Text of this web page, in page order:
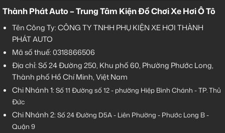
Thành Phát Auto – Trung Tâm Kiện Đồ Chơi Xe Hơi Ô Tô
Tên Công Ty: CÔNG TY TNHH PHỤ KIỆN XE HƠI THÀNH
PHÁT AUTO
Mã số thuế: 0318866506
Địa chỉ: Số 24 Đường 250, Khu phố 60, Phường Phước Long,
Thành phố Hồ Chí Minh, Việt Nam
Chi Nhánh 1: Số 11 Đường số 12 - phường Hiệp Bình Chánh - TP. Thủ
Đức
Chi Nhánh 2: Số 24 Đường D5A - Liên Phường - Phước Long B -
Quận 9